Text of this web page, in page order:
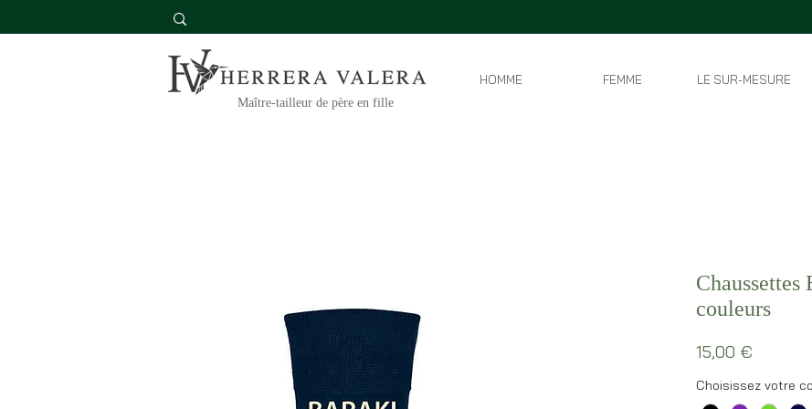
Maître-tailleur de père en fille
HOMME FEMME LE SUR-MESURE
Chaussettes
couleurs
15,00 €
Choisissez votre